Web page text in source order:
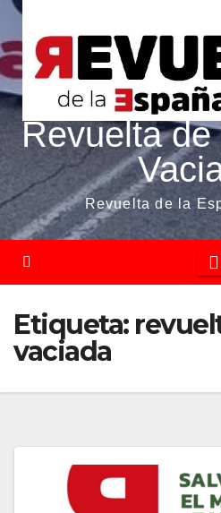
Revuelta
Revuelta de la
Etiqueta:
vaciada